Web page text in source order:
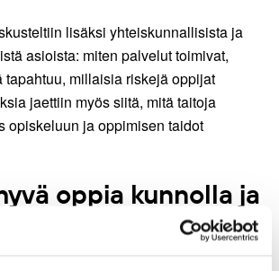
lisäksi yhteiskunnallisista ja
asioista: miten palvelut toimivat,
tapahtuu, millaisia riskejä oppijat
jaettiin myös siitä, mitä taitoja
opiskeluun ja oppimisen taidot
oppia kunnolla ja